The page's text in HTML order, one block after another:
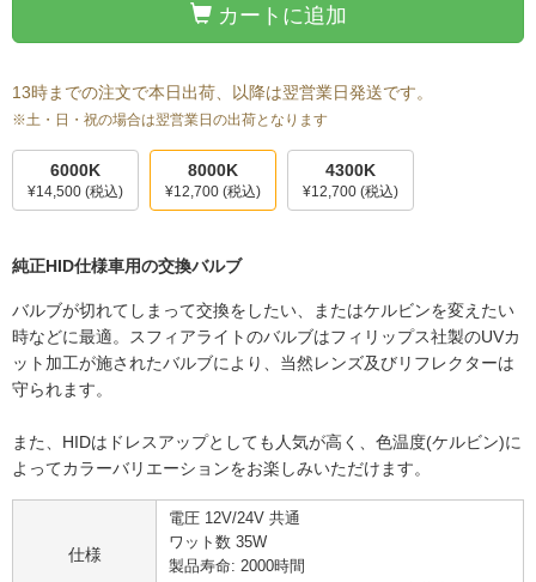
カートに追加
13時までの注文で本日出荷、以降は翌営業日発送です。
※土・日・祝の場合は翌営業日の出荷となります
6000K
¥14,500 (税込)
8000K
¥12,700 (税込)
4300K
¥12,700 (税込)
純正HID仕様車用の交換バルブ
バルブが切れてしまって交換をしたい、またはケルビンを変えたい
時などに最適。スフィアライトのバルブはフィリップス社製のUVカ
ット加工が施されたバルブにより、当然レンズ及びリフレクターは
守られます。
また、HIDはドレスアップとしても人気が高く、色温度(ケルビン)に
よってカラーバリエーションをお楽しみいただけます。
仕様
電圧 12V/24V 共通
ワット数 35W
製品寿命: 2000時間